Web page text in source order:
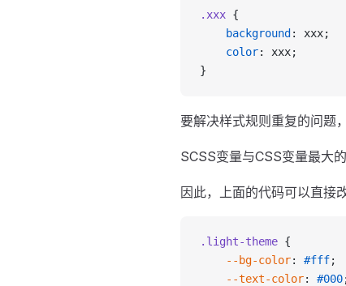
.xxx {
    background
: xxx;
    color
: xxx;
}
要解决样式规则重复的问题
SCSS变量与CSS变量最大
因此，上面的代码可以直接
.light-theme {
    --bg-color
: #fff;
    --text-color
: #000